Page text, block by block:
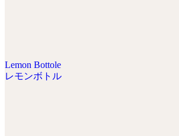
Lemon Bottole
レモンボトル